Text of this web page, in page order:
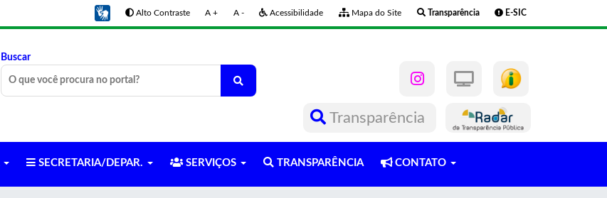
Alto Contraste A + A - Acessibilidade Mapa do Site Transparência E-SIC
Buscar
Transparência
SECRETARIA/DEPAR. SERVIÇOS TRANSPARÊNCIA CONTATO